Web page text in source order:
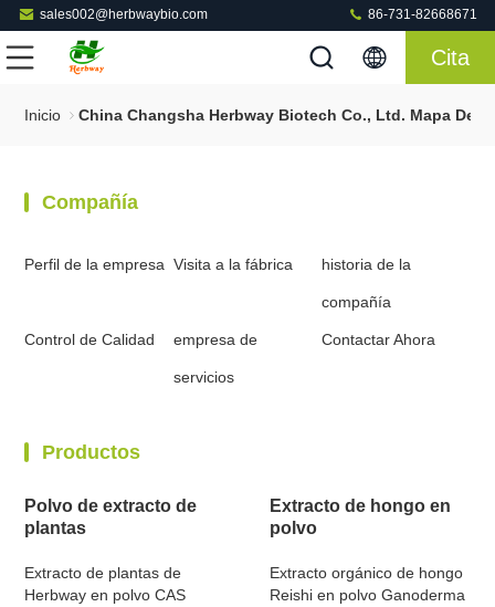
sales002@herbwaybio.com 86-731-82668671
Cita
Inicio China Changsha Herbway Biotech Co., Ltd. Mapa Del
Compañía
Perfil de la empresa Visita a la fábrica historia de la
compañía
Control de Calidad empresa de
servicios
Contactar Ahora
Productos
Polvo de extracto de
plantas
Extracto de plantas de
Herbway en polvo CAS
Extracto de hongo en
polvo
Extracto orgánico de hongo
Reishi en polvo Ganoderma